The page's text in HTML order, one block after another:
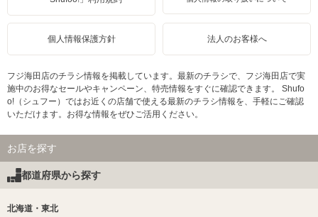
個人情報保護方針 法人のお客様へ
フジ海田店のチラシ情報を掲載しています。最新のチラシで、フジ海田店で実
施中のお得なセールやキャンペーン、特売情報をすぐに確認できます。 Shufo
o!（シュフー）ではお近くの店舗で使える最新のチラシ情報を、手軽にご確認
いただけます。お得な情報をぜひご活用ください。
お店を探す
都道府県から探す
北海道・東北